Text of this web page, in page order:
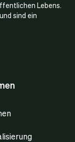
Lebens.
sind ein